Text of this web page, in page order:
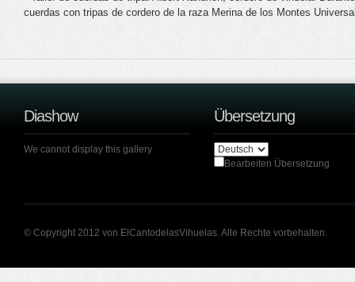
cuerdas con tripas de cordero de la raza Merina de los Montes
Diashow
We cannot display this gallery
Übersetzung
Bearbeiten Übersetzung
© Copyright 2012 von ElCantodelasVihuelas. Alle Rechte vorbehalten.